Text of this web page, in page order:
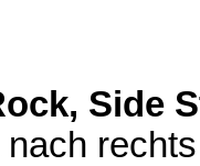
Side